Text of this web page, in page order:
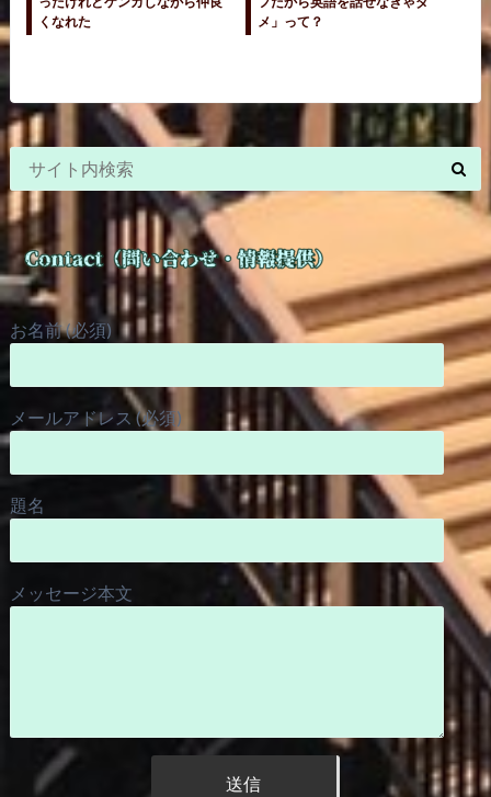
くなれた
メ」って？
お名前 (必須)
メールアドレス (必須)
題名
メッセージ本文